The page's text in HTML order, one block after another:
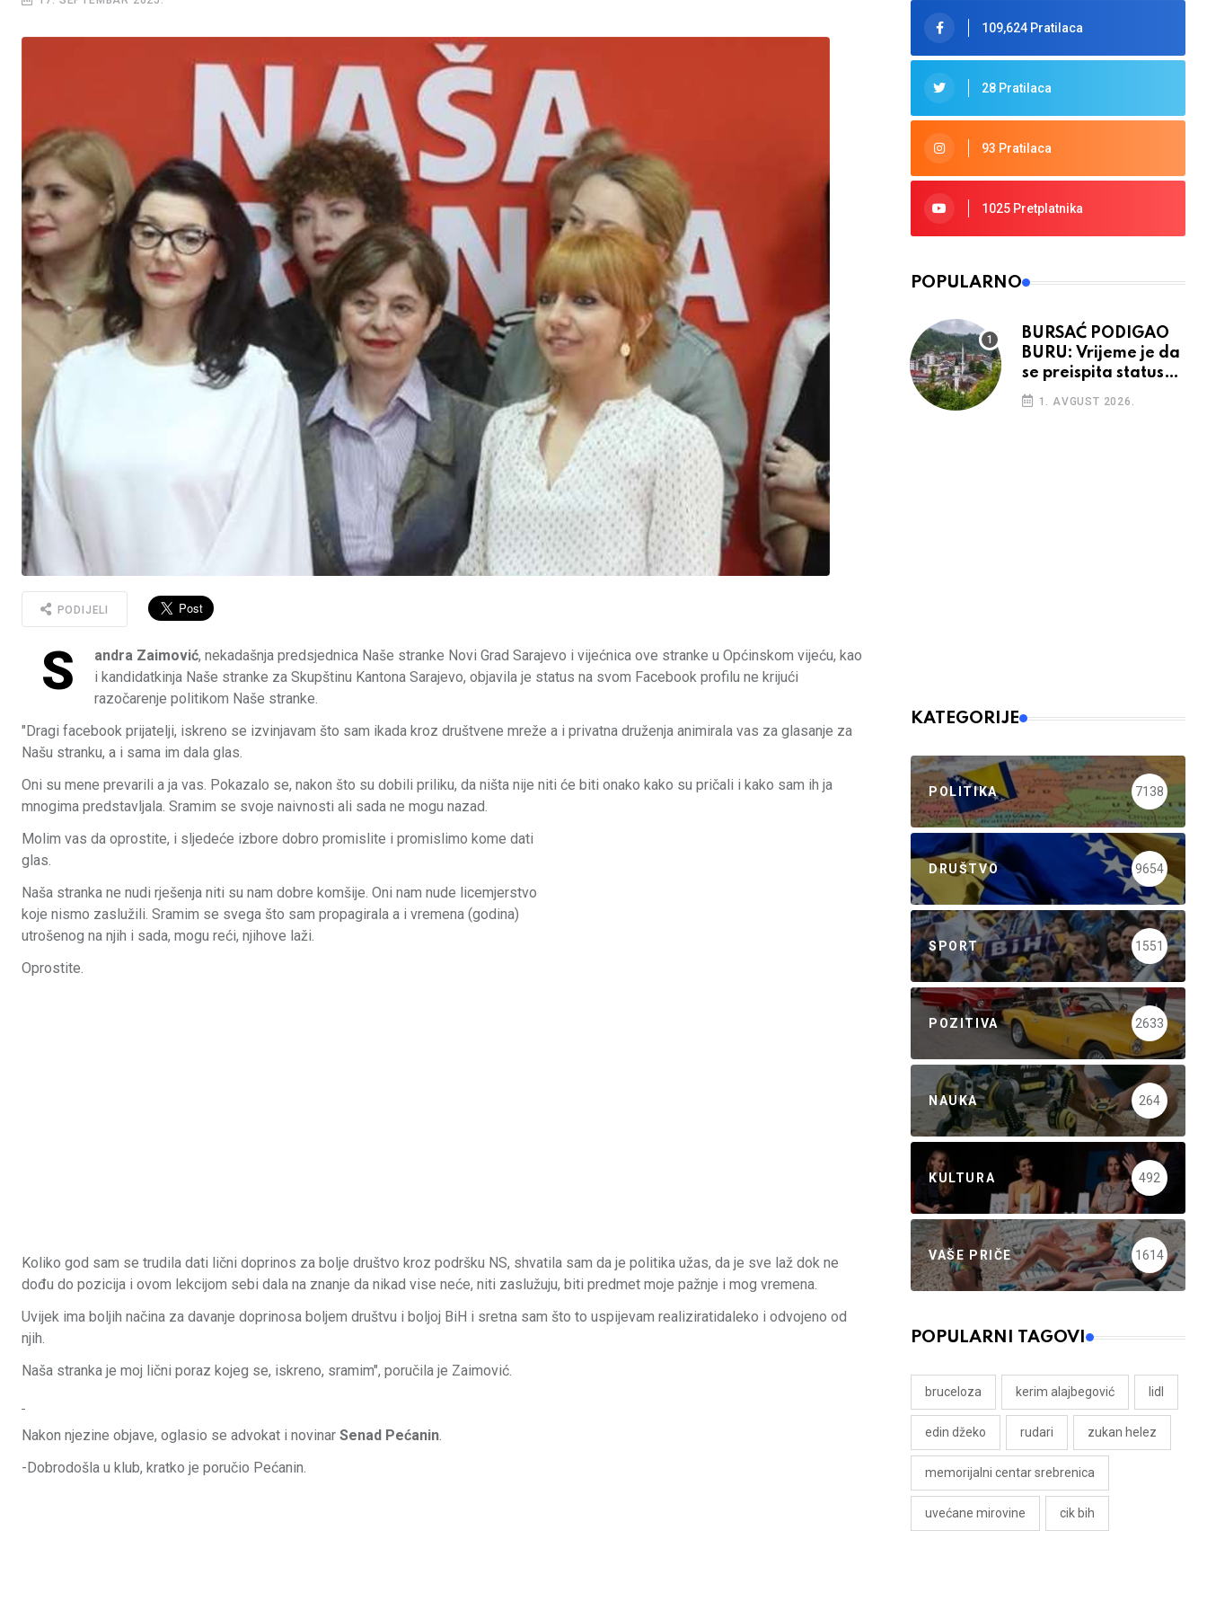
PODIJELI
S andra Zaimović, nekadašnja predsjednica Naše stranke Novi Grad Sarajevo i vijećnica ove stranke u Općinskom vijeću, kao
i kandidatkinja Naše stranke za Skupštinu Kantona Sarajevo, objavila je status na svom Facebook profilu ne krijući
razočarenje politikom Naše stranke.
"Dragi facebook prijatelji, iskreno se izvinjavam što sam ikada kroz društvene mreže a i privatna druženja animirala vas za glasanje za
Našu stranku, a i sama im dala glas.
Oni su mene prevarili a ja vas. Pokazalo se, nakon što su dobili priliku, da ništa nije niti će biti onako kako su pričali i kako sam ih ja
mnogima predstavljala. Sramim se svoje naivnosti ali sada ne mogu nazad.
Molim vas da oprostite, i sljedeće izbore dobro promislite i promislimo kome dati
glas.
Naša stranka ne nudi rješenja niti su nam dobre komšije. Oni nam nude licemjerstvo
koje nismo zaslužili. Sramim se svega što sam propagirala a i vremena (godina)
utrošenog na njih i sada, mogu reći, njihove laži.
Oprostite.
Koliko god sam se trudila dati lični doprinos za bolje društvo kroz podršku NS, shvatila sam da je politika užas, da je sve laž dok ne
dođu do pozicija i ovom lekcijom sebi dala na znanje da nikad vise neće, niti zaslužuju, biti predmet moje pažnje i mog vremena.
Uvijek ima boljih načina za davanje doprinosa boljem društvu i boljoj BiH i sretna sam što to uspijevam realiziratidaleko i odvojeno od
njih.
Naša stranka je moj lični poraz kojeg se, iskreno, sramim", poručila je Zaimović.
Nakon njezine objave, oglasio se advokat i novinar Senad Pećanin.
-Dobrodošla u klub, kratko je poručio Pećanin.
109,624 Pratilaca
28 Pratilaca
93 Pratilaca
1025 Pretplatnika
POPULARNO
BURSAĆ PODIGAO
BURU: Vrijeme je da
se preispita status
Srebrenice u RS
1. AVGUST 2026.
KATEGORIJE
POLITIKA 7138
DRUŠTVO 9654
SPORT 1551
POZITIVA 2633
NAUKA 264
KULTURA 492
VAŠE PRIČE 1614
POPULARNI TAGOVI
bruceloza kerim alajbegović lidl
edin džeko rudari zukan helez
memorijalni centar srebrenica
uvećane mirovine cik bih